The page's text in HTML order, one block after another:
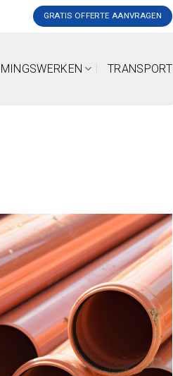
GRATIS OFFERTE AANVRAGEN
TRANSPORT